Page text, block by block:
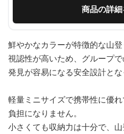
商品の詳
鮮やかなカラーが特徴的な山登
視認性が高いため、グループ
発見が容易になる安全設計とな
軽量ミニサイズで携帯性に優
負担になりません。
小さくても収納力は十分で、